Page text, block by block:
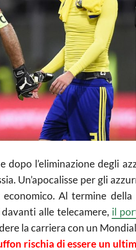
dopo l’eliminazione degli
Un’apocalisse per gli
Al termine
alle telecamere, il
la carriera con un
rischia di essere un